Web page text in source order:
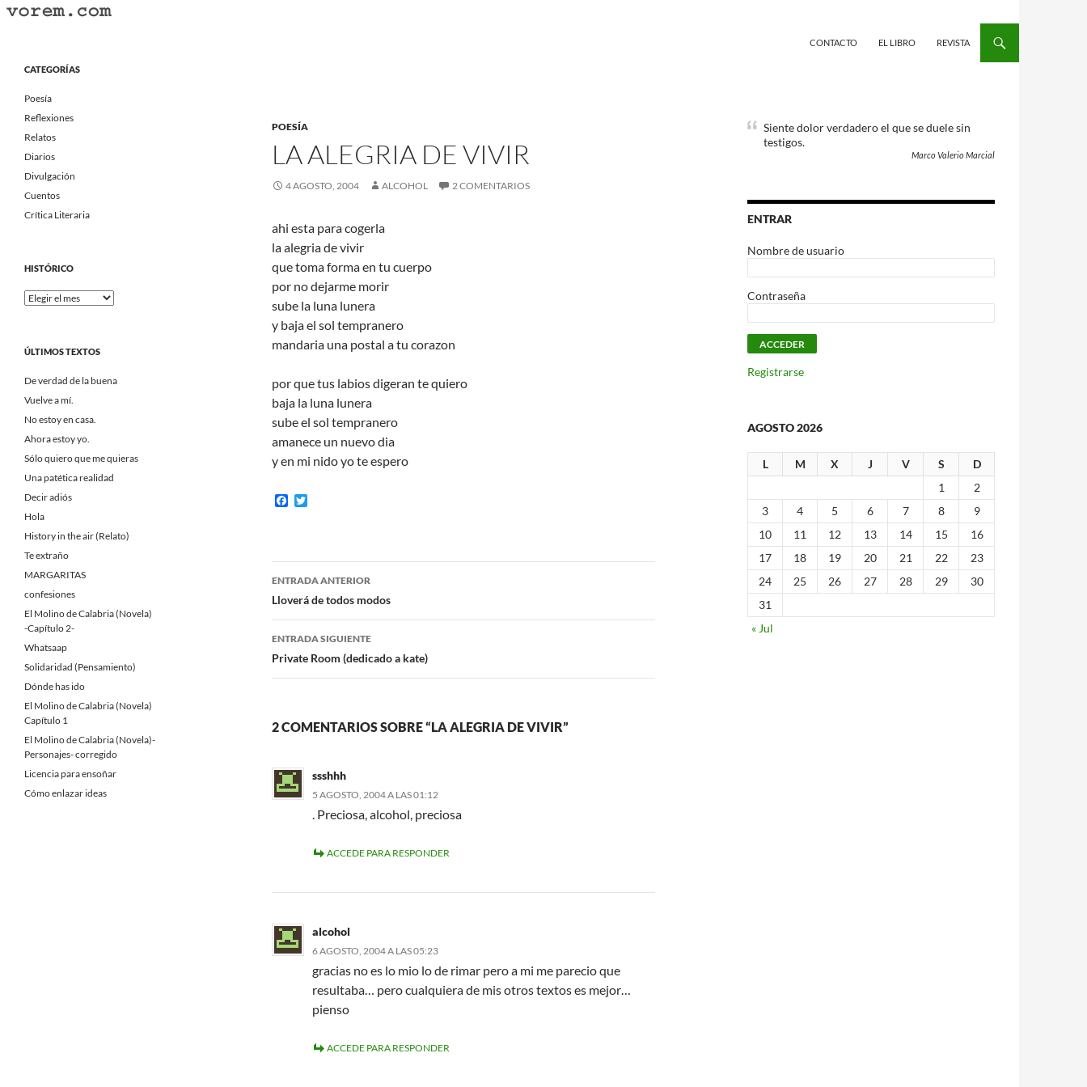
Saltar
CONTACTO EL LIBRO REVISTA
POESÍA
LA ALEGRIA DE VIVIR
4 AGOSTO, 2004 ALCOHOL 2 COMENTARIOS
ahi esta para cogerla
la alegria de vivir
que toma forma en tu cuerpo
por no dejarme morir
sube la luna lunera
y baja el sol tempranero
mandaria una postal a tu corazon
por que tus labios digeran te quiero
baja la luna lunera
sube el sol tempranero
amanece un nuevo dia
y en mi nido yo te espero
F
o
o
e
r
Navegación
de
entradas
ENTRADA ANTERIOR
Lloverá de todos modos
ENTRADA SIGUIENTE
Private Room (dedicado a kate)
2 COMENTARIOS SOBRE “LA ALEGRIA DE VIVIR”
ssshhh
5 AGOSTO, 2004 A LAS 01:12
. Preciosa, alcohol, preciosa
ACCEDE PARA RESPONDER
alcohol
6 AGOSTO, 2004 A LAS 05:23
gracias no es lo mio lo de rimar pero a mi me parecio que
resultaba… pero cualquiera de mis otros textos es mejor…
pienso
ACCEDE PARA RESPONDER
Siente dolor verdadero el que se duele sin
testigos.
Marco Valerio Marcial
ENTRAR
Nombre de usuario
Contraseña
Registrarse
AGOSTO 2026
L M X J V S
D
1
2
3
4 5 6 7 8
9
10
11 12 13 14 15
16
17
18 19 20 21 22
23
24
25 26 27 28 29
30
31
« Jul
Portal Literario Independiente
CATEGORÍAS
Poesía
Reflexiones
Relatos
Diarios
Divulgación
Cuentos
Crítica Literaria
HISTÓRICO
Histórico
ÚLTIMOS TEXTOS
De verdad de la buena
Vuelve a mí.
No estoy en casa.
Ahora estoy yo.
Sólo quiero que me quieras
Una patética realidad
Decir adiós
Hola
History in the air (Relato)
Te extraño
MARGARITAS
confesiones
El Molino de Calabria (Novela)
-Capítulo 2-
Whatsaap
Solidaridad (Pensamiento)
Dónde has ido
El Molino de Calabria (Novela)
Capítulo 1
El Molino de Calabria (Novela)-
Personajes- corregido
Licencia para ensoñar
Cómo enlazar ideas